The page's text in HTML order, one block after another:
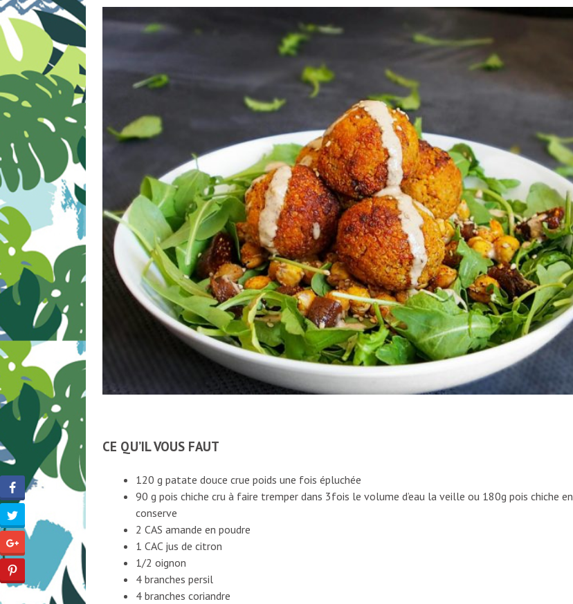
CE QU’IL VOUS FAUT
120 g patate douce crue poids une fois épluchée
90 g pois chiche cru à faire tremper dans 3fois le volume d’eau la veille ou 180g pois chiche en
conserve
2 CAS amande en poudre
1 CAC jus de citron
1/2 oignon
4 branches persil
4 branches coriandre